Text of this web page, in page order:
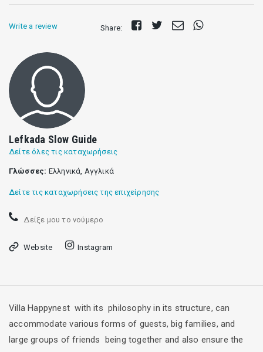
Write a review Share:
Share
on
Tweet
SendShare
on
Lefkada Slow Guide
Δείτε όλες τις καταχωρήσεις
Γλώσσες: Ελληνικά, Αγγλικά
Δείτε τις καταχωρήσεις της επιχείρησης
Δείξε μου το νούμερο
Website Instagram
Villa Happynest with its philosophy in its structure, can
accommodate various forms of guests, big families, and
large groups of friends being together and also ensure the